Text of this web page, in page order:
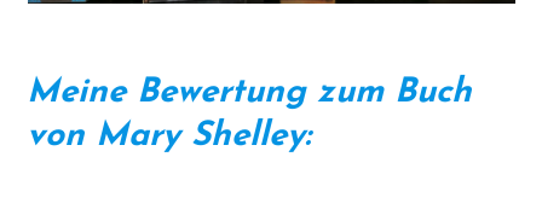
Meine Bewertung zum Buch
von Mary Shelley: